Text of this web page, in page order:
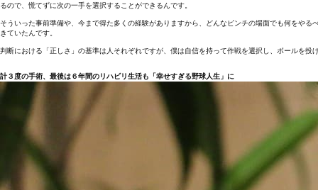
るので、慌てずに次の一手を選択することができるんです。
そういった事前準備や、今まで得た多くの経験がありますから、どんなピンチの場面でも何をや
きていたんです。
判断における「正しさ」の基準は人それぞれですが、僕は自信を持って作戦を選択し、ボールを投
計３度の手術、最後は６年間のリハビリ生活も「幸せすぎる野球人生」に